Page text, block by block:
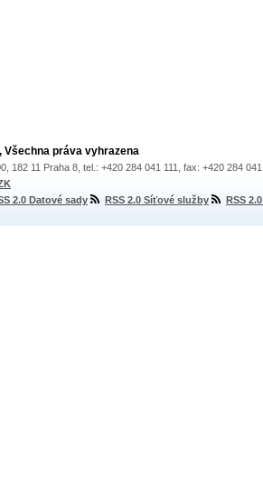
Všechna práva vyhrazena
182 11 Praha 8, tel.: +420 284 041 111, fax: +420 284
2.0 Datové sady RSS 2.0 Síťové služby RSS